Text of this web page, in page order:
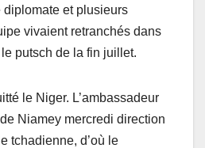
et plusieurs
vivaient retranchés dans
le putsch de la fin juillet.
le Niger. L’ambassadeur
Niamey mercredi direction
tchadienne, d’où le